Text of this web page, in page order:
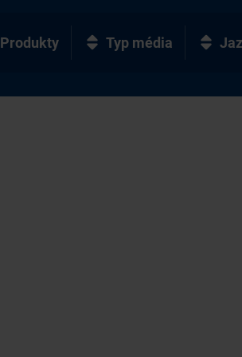
Produkty Typ média